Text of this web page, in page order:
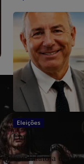
Eleições
Empresário
setor produtivo à
candidato a